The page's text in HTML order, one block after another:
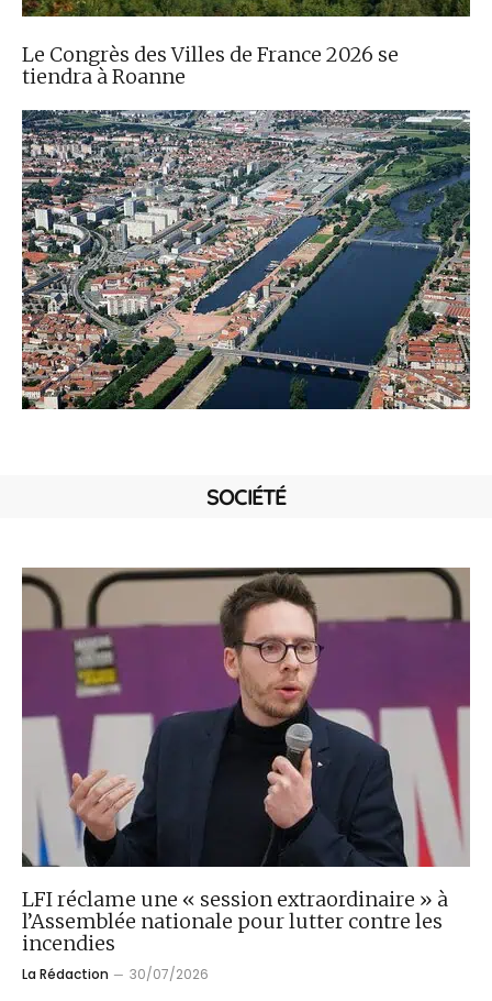
Le Congrès des Villes de France 2026 se
tiendra à Roanne
SOCIÉTÉ
LFI réclame une « session extraordinaire » à
l’Assemblée nationale pour lutter contre les
incendies
La Rédaction 30/07/2026